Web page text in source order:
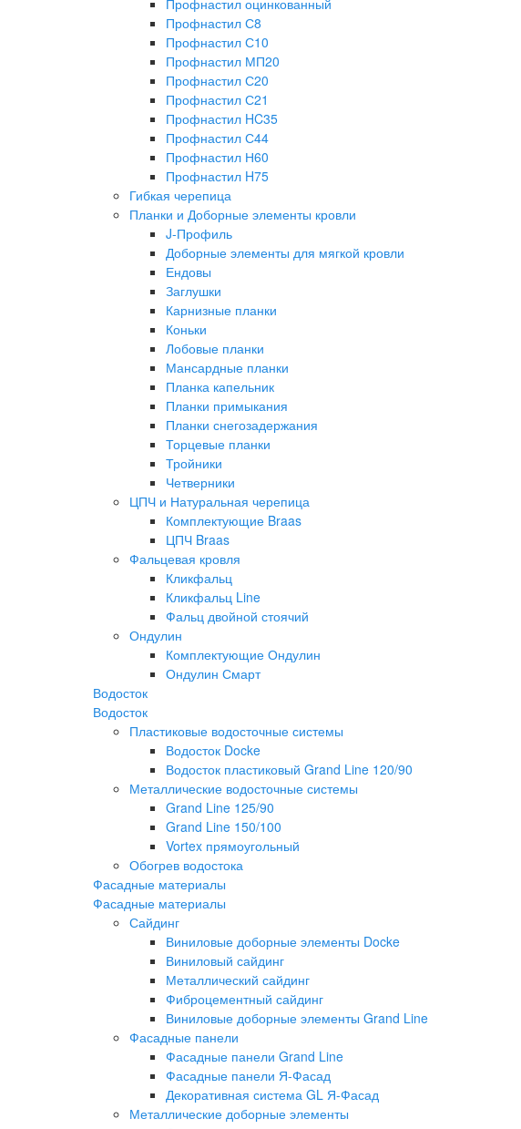
Профнастил оцинкованный
Профнастил С8
Профнастил С10
Профнастил МП20
Профнастил С20
Профнастил С21
Профнастил HC35
Профнастил С44
Профнастил Н60
Профнастил H75
Гибкая черепица
Планки и Доборные элементы кровли
J-Профиль
Доборные элементы для мягкой кровли
Ендовы
Заглушки
Карнизные планки
Коньки
Лобовые планки
Мансардные планки
Планка капельник
Планки примыкания
Планки снегозадержания
Торцевые планки
Тройники
Четверники
ЦПЧ и Натуральная черепица
Комплектующие Braas
ЦПЧ Braas
Фальцевая кровля
Кликфальц
Кликфальц Line
Фальц двойной стоячий
Ондулин
Комплектующие Ондулин
Ондулин Смарт
Водосток
Водосток
Пластиковые водосточные системы
Водосток Docke
Водосток пластиковый Grand Line 120/90
Металлические водосточные системы
Grand Line 125/90
Grand Line 150/100
Vortex прямоугольный
Обогрев водостока
Фасадные материалы
Фасадные материалы
Сайдинг
Виниловые доборные элементы Docke
Виниловый сайдинг
Металлический сайдинг
Фиброцементный сайдинг
Виниловые доборные элементы Grand Line
Фасадные панели
Фасадные панели Grand Line
Фасадные панели Я-Фасад
Декоративная система GL Я-Фасад
Металлические доборные элементы